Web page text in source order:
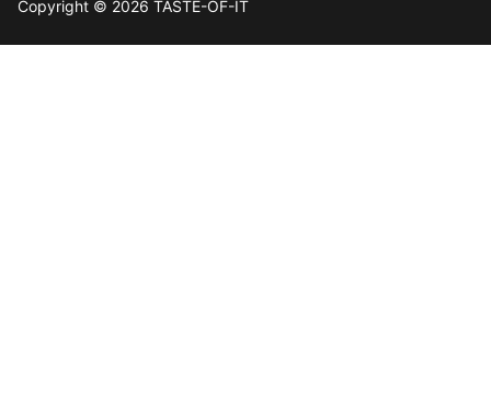
Copyright © 2026 TASTE-OF-IT